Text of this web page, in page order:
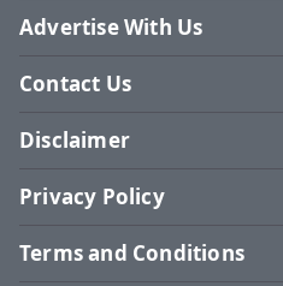
Advertise With Us
Contact Us
Disclaimer
Privacy Policy
Terms and Conditions